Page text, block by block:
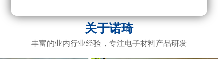
关于诺琦
丰富的业内行业经验，专注电子材料产品研发